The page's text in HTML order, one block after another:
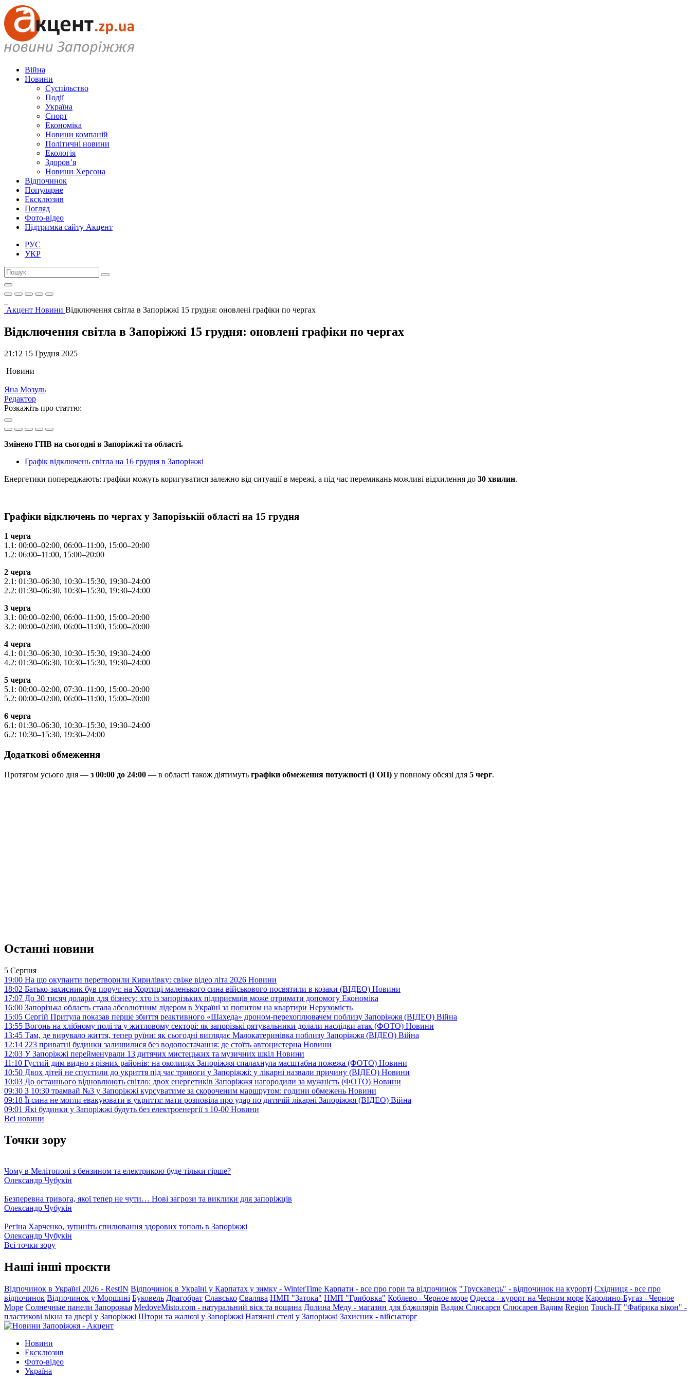
Війна
Новини
Суспільство
Події
Україна
Спорт
Економіка
Новини компаній
Політичні новини
Екологія
Здоров’я
Новини Херсона
Відпочинок
Популярне
Ексклюзив
Погляд
Фото-відео
Підтримка сайту Акцент
РУС
УКР
Акцент Новини Відключення світла в Запоріжжі 15 грудня: оновлені графіки по чергах
Відключення світла в Запоріжжі 15 грудня: оновлені графіки по чергах
21:12 15 Грудня 2025
Новини
Яна Мозуль
Редактор
Розкажіть про статтю:
Змінено ГПВ на сьогодні в Запоріжжі та області.
Графік відключень світла на 16 грудня в Запоріжжі
Енергетики попереджають: графіки можуть коригуватися залежно від ситуації в мережі, а під час перемикань можливі відхилення до 30 хвилин.
Графіки відключень по чергах у Запорізькій області на 15 грудня
1 черга
1.1: 00:00–02:00, 06:00–11:00, 15:00–20:00
1.2: 06:00–11:00, 15:00–20:00
2 черга
2.1: 01:30–06:30, 10:30–15:30, 19:30–24:00
2.2: 01:30–06:30, 10:30–15:30, 19:30–24:00
3 черга
3.1: 00:00–02:00, 06:00–11:00, 15:00–20:00
3.2: 00:00–02:00, 06:00–11:00, 15:00–20:00
4 черга
4.1: 01:30–06:30, 10:30–15:30, 19:30–24:00
4.2: 01:30–06:30, 10:30–15:30, 19:30–24:00
5 черга
5.1: 00:00–02:00, 07:30–11:00, 15:00–20:00
5.2: 00:00–02:00, 06:00–11:00, 15:00–20:00
6 черга
6.1: 01:30–06:30, 10:30–15:30, 19:30–24:00
6.2: 10:30–15:30, 19:30–24:00
Додаткові обмеження
Протягом усього дня — з 00:00 до 24:00 — в області також діятимуть графіки обмеження потужності (ГОП) у повному обсязі для 5 черг.
Останні новини
5 Серпня
19:00 На що окупанти перетворили Кирилівку: свіже відео літа 2026 Новини
18:02 Батько-захисник був поруч: на Хортиці маленького сина військового посвятили в козаки (ВІДЕО) Новини
17:07 До 30 тисяч доларів для бізнесу: хто із запорізьких підприємців може отримати допомогу Економіка
16:00 Запорізька область стала абсолютним лідером в Україні за попитом на квартири Нерухомість
15:05 Сергій Притула показав перше збиття реактивного «Шахеда» дроном-перехоплювачем поблизу Запоріжжя (ВІДЕО) Війна
13:55 Вогонь на хлібному полі та у житловому секторі: як запорізькі рятувальники долали наслідки атак (ФОТО) Новини
13:45 Там, де вирувало життя, тепер руїни: як сьогодні виглядає Малокатеринівка поблизу Запоріжжя (ВІДЕО) Війна
12:14 223 приватні будинки залишилися без водопостачання: де стоїть автоцистерна Новини
12:03 У Запоріжжі перейменували 13 дитячих мистецьких та музичних шкіл Новини
11:10 Густий дим видно з різних районів: на околицях Запоріжжя спалахнула масштабна пожежа (ФОТО) Новини
10:50 Двох дітей не спустили до укриття під час тривоги у Запоріжжі: у лікарні назвали причину (ВІДЕО) Новини
10:03 До останнього відновлюють світло: двох енергетиків Запоріжжя нагородили за мужність (ФОТО) Новини
09:30 З 10:30 трамвай №3 у Запоріжжі курсуватиме за скороченим маршрутом: години обмежень Новини
09:18 Її сина не могли евакуювати в укриття: мати розповіла про удар по дитячій лікарні Запоріжжя (ВІДЕО) Війна
09:01 Які будинки у Запоріжжі будуть без електроенергії з 10-00 Новини
Всі новини
Точки зору
Чому в Мелітополі з бензином та електрикою буде тільки гірше?
Олександр Чубукін
Безперевна тривога, якої тепер не чути… Нові загрози та виклики для запоріжців
Олександр Чубукін
Регіна Харченко, зупиніть спилювання здорових тополь в Запоріжжі
Олександр Чубукін
Всі точки зору
Наші інші проєкти
Відпочинок в Україні 2026 - RestIN Відпочинок в Україні у Карпатах у зимку - WinterTime Карпати - все про гори та відпочинок "Трускавець" - відпочинок на курорті Східниця - все про
відпочинок Відпочинок у Моршині Буковель Драгобрат Славсько Свалява НМП "Затока" НМП "Грибовка" Коблево - Черное море Одесса - курорт на Черном море Каролино-Бугаз - Черное
Море Солнечные панели Запорожья MedoveMisto.com - натуральний віск та вощина Долина Меду - магазин для бджолярів Вадим Слюсарєв Слюсарев Вадим Region Touch-IT "Фабрика вікон" -
пластикові вікна та двері у Запоріжжі Штори та жалюзі у Запоріжжі Натяжні стелі у Запоріжжі Захисник - військторг
Новини
Ексклюзив
Фото-відео
Україна